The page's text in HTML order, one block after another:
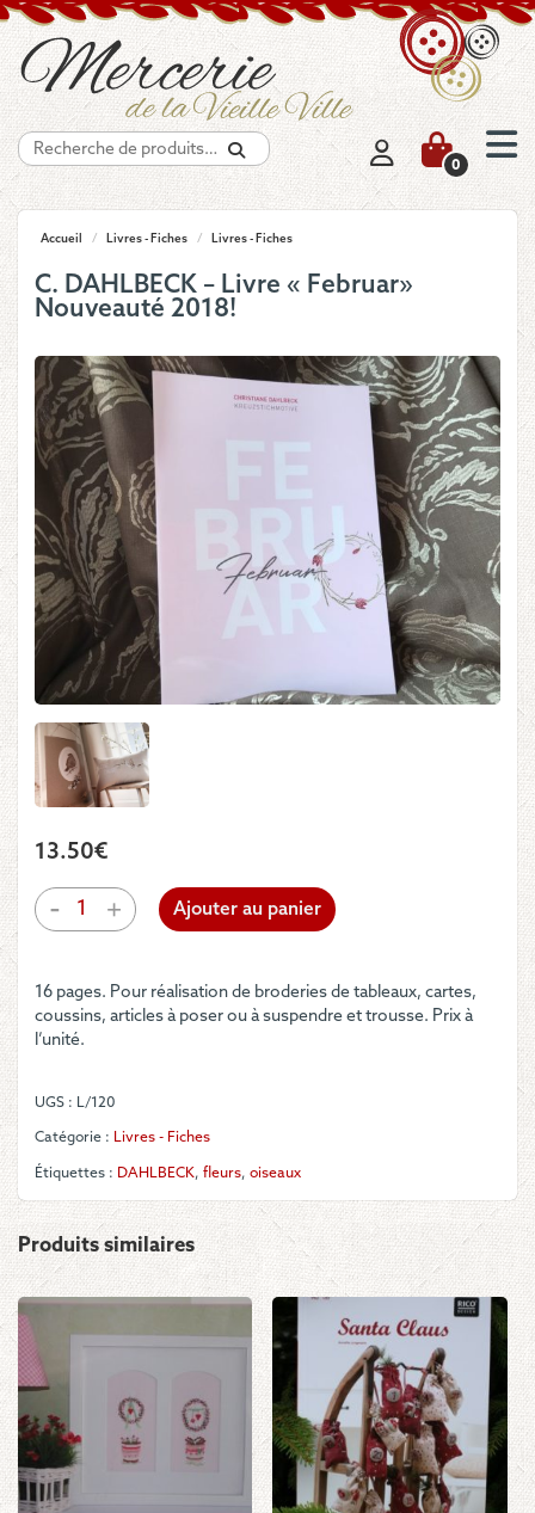
Recherche
0
Accueil / Livres - Fiches / Livres - Fiches
C. DAHLBECK – Livre « Februar»
Nouveauté 2018!
13.50€
-
quantité
de
-
Livre
« Februar»
+ Ajouter au panier
16 pages. Pour réalisation de broderies de tableaux, cartes,
coussins, articles à poser ou à suspendre et trousse. Prix à
l’unité.
UGS : L/120
Catégorie : Livres - Fiches
Étiquettes : DAHLBECK, fleurs, oiseaux
Produits similaires